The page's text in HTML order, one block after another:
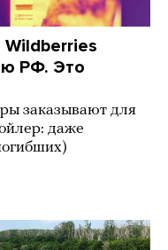
Wildberries
РФ. Это
заказывают для
даже